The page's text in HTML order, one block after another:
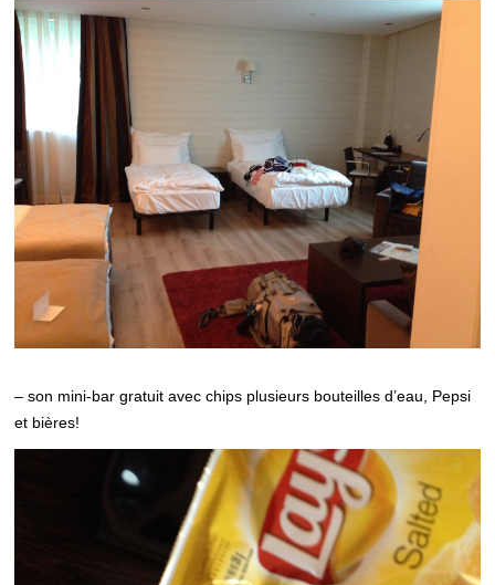
– son mini-bar gratuit avec chips plusieurs bouteilles d’eau, Pepsi
et bières!